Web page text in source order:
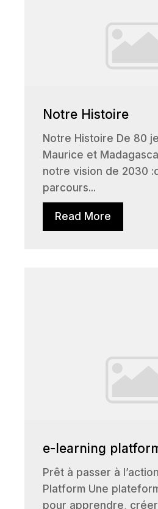
Notre Histoire
Notre Histoire De 80
Maurice et
notre vision de 2030
parcours...
Read More
e-learning
Prêt à passer à
Platform Une
pour apprendre,